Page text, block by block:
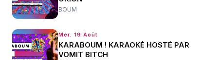
BOUM
Mer. 19 Août
KARABOUM ! KARAOKÉ HOSTÉ PAR
VOMIT BITCH